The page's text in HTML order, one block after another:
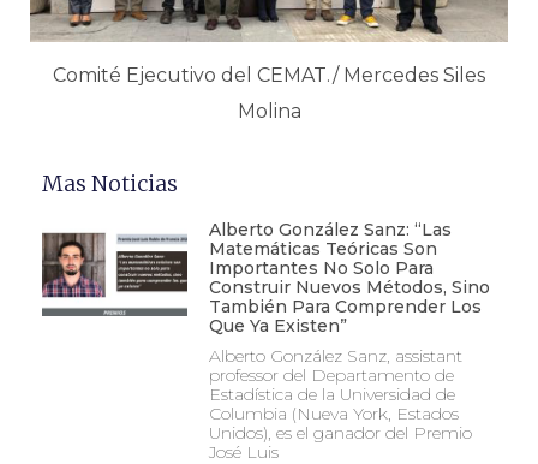
Comité Ejecutivo del CEMAT./ Mercedes Siles
Molina
Mas Noticias
Alberto González Sanz: “Las
Matemáticas Teóricas Son
Importantes No Solo Para
Construir Nuevos Métodos, Sino
También Para Comprender Los
Que Ya Existen”
Alberto González Sanz, assistant
professor del Departamento de
Estadística de la Universidad de
Columbia (Nueva York, Estados
Unidos), es el ganador del Premio
José Luis